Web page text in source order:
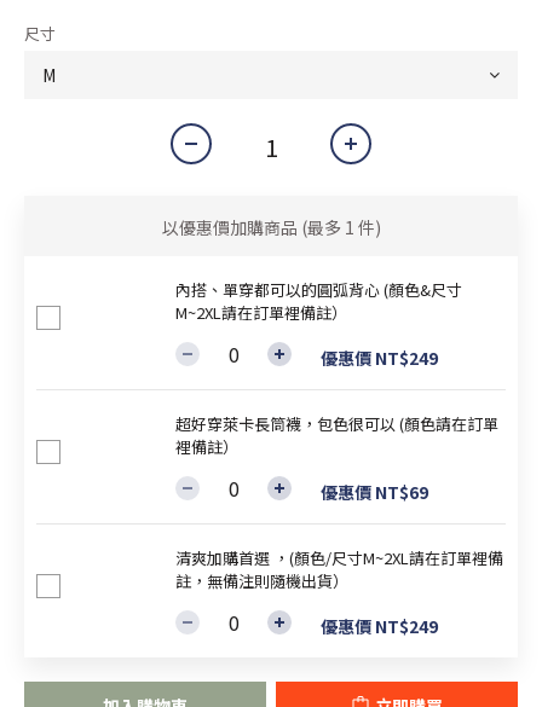
尺寸
以優惠價加購商品 (最多 1 件)
內搭、單穿都可以的圓弧背心 (顏色&尺寸
M~2XL請在訂單裡備註）
優惠價 NT$249
超好穿萊卡長筒襪，包色很可以 (顏色請在訂單
裡備註）
優惠價 NT$69
清爽加購首選 ，(顏色/尺寸M~2XL請在訂單裡備
註，無備注則隨機出貨）
優惠價 NT$249